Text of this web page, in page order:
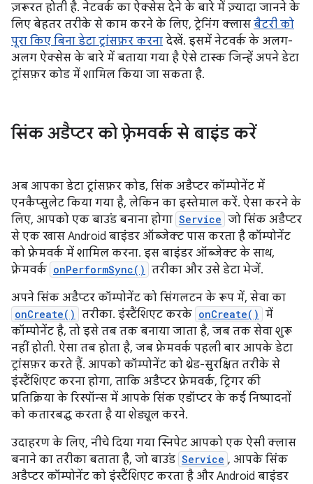
ज़रूरत होती है. नेटवर्क का ऐक्सेस देने के बारे में ज़्यादा जानने के
लिए बेहतर तरीके से काम करने के लिए, ट्रेनिंग क्लास बैटरी को
पूरा किए बिना डेटा ट्रांसफ़र करना देखें. इसमें नेटवर्क के अलग-
अलग ऐक्सेस के बारे में बताया गया है ऐसे टास्क जिन्हें अपने डेटा
ट्रांसफ़र कोड में शामिल किया जा सकता है.
सिंक अडैप्टर को फ़्रेमवर्क से बाइंड करें
अब आपका डेटा ट्रांसफ़र कोड, सिंक अडैप्टर कॉम्पोनेंट में
एनकैप्सुलेट किया गया है, लेकिन का इस्तेमाल करें. ऐसा करने के
लिए, आपको एक बाउंड बनाना होगा Service जो सिंक अडैप्टर
से एक खास Android बाइंडर ऑब्जेक्ट पास करता है कॉम्पोनेंट
को फ़्रेमवर्क में शामिल करना. इस बाइंडर ऑब्जेक्ट के साथ,
फ़्रेमवर्क onPerformSync() तरीका और उसे डेटा भेजें.
अपने सिंक अडैप्टर कॉम्पोनेंट को सिंगलटन के रूप में, सेवा का
onCreate() तरीका. इंस्टैंशिएट करके onCreate() में
कॉम्पोनेंट है, तो इसे तब तक बनाया जाता है, जब तक सेवा शुरू
नहीं होती. ऐसा तब होता है, जब फ़्रेमवर्क पहली बार आपके डेटा
ट्रांसफ़र करते हैं. आपको कॉम्पोनेंट को थ्रेड-सुरक्षित तरीके से
इंस्टैंशिएट करना होगा, ताकि अडैप्टर फ़्रेमवर्क, ट्रिगर की
प्रतिक्रिया के रिस्पॉन्स में आपके सिंक एडॉप्टर के कई निष्पादनों
को कतारबद्ध करता है या शेड्यूल करने.
उदाहरण के लिए, नीचे दिया गया स्निपेट आपको एक ऐसी क्लास
बनाने का तरीका बताता है, जो बाउंड Service , आपके सिंक
अडैप्टर कॉम्पोनेंट को इंस्टैंशिएट करता है और Android बाइंडर